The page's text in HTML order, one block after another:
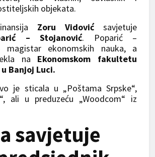
objekata.
Zoru Vidovićsavjetuje
– Stojanović. Poparić –
magistar ekonomskih nauka, a
na Ekonomskom fakultetu
Banjoj Luci.
je sticala u „Poštama Srpske“,
ali u preduzeću „Woodcom“ iz
savjetuje